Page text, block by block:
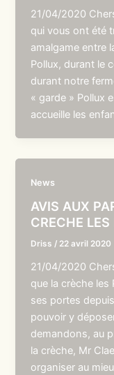
21/04/2020
qui vous ont été
amalgame entre
Pollux, durant le
durant notre
« garde » Pollux
accueille les
News
AVIS AUX
CRECHE
Driss / 22 avril 2020
21/04/2020
que la crèche les
ses portes
pouvoir y
demandons, au
la crèche, Mr
organiser au